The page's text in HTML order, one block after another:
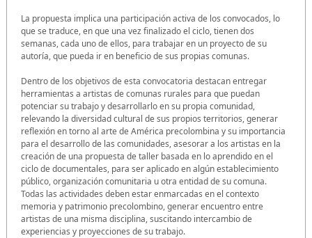
La propuesta implica una participación activa de los convocados, lo
que se traduce, en que una vez finalizado el ciclo, tienen dos
semanas, cada uno de ellos, para trabajar en un proyecto de su
autoría, que pueda ir en beneficio de sus propias comunas.
Dentro de los objetivos de esta convocatoria destacan entregar
herramientas a artistas de comunas rurales para que puedan
potenciar su trabajo y desarrollarlo en su propia comunidad,
relevando la diversidad cultural de sus propios territorios, generar
reflexión en torno al arte de América precolombina y su importancia
para el desarrollo de las comunidades, asesorar a los artistas en la
creación de una propuesta de taller basada en lo aprendido en el
ciclo de documentales, para ser aplicado en algún establecimiento
público, organización comunitaria u otra entidad de su comuna.
Todas las actividades deben estar enmarcadas en el contexto
memoria y patrimonio precolombino, generar encuentro entre
artistas de una misma disciplina, suscitando intercambio de
experiencias y proyecciones de su trabajo.